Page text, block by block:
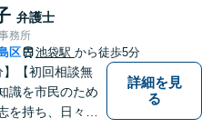
い、幅広い分野
【完全個室対
弁護士
務所
区 池袋駅 から徒歩5分
】【初回相談無
識を市民のため
を持ち、日々弁
詳細を見
る